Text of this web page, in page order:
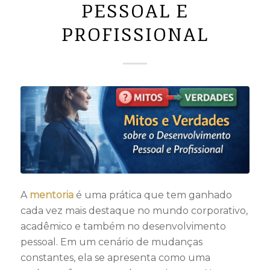
PESSOAL E
PROFISSIONAL
A mentoriaé uma prática que tem ganhado
cada vez mais destaque no mundo corporativo,
acadêmico e também no desenvolvimento
pessoal. Em um cenário de mudanças
constantes, ela se apresenta como uma